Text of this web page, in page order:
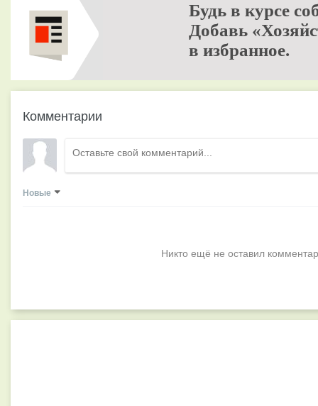
Будь в курсе
Добавь
в избранное.
Комментарии
Новые
Никто ещё не оставил